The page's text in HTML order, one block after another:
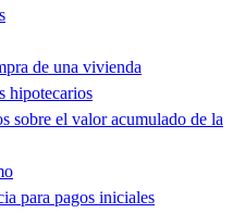
de una vivienda
hipotecarios
sobre el valor acumulado de la
para pagos iniciales